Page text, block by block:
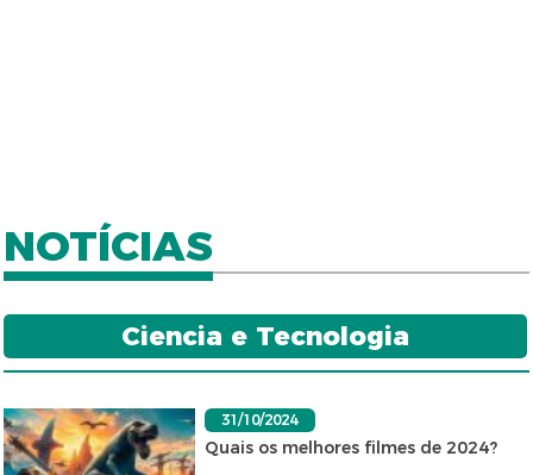
NOTÍCIAS
Ciencia e Tecnologia
31/10/2024
Quais os melhores filmes de 2024?